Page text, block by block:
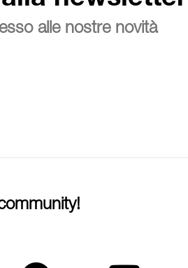
alle nostre novità